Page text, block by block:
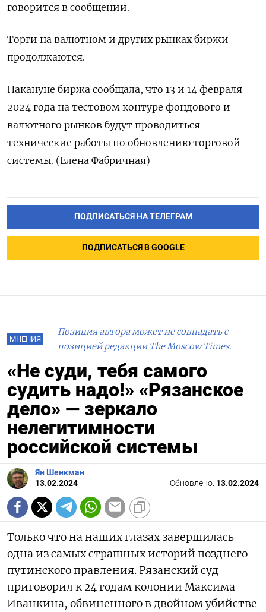
говорится в сообщении.
Торги на валютном и других рынках биржи
продолжаются.
Накануне биржа сообщала, что 13 и 14 февраля
2024 года на тестовом контуре фондового и
валютного рынков будут проводиться
технические работы по обновлению торговой
системы. (Елена Фабричная)
ПОДПИСАТЬСЯ НА ТЕЛЕГРАМ
ПОДПИСАТЬСЯ В GOOGLE
МНЕНИЯ
Позиция автора может не совпадать с
позицией редакции The Moscow Times.
«Не суди, тебя самого
судить надо!» «Рязанское
дело» — зеркало
нелегитимности
российской системы
Ян Шенкман
13.02.2024
Обновлено: 13.02.2024
Только что на наших глазах завершилась
одна из самых страшных историй позднего
путинского правления. Рязанский суд
приговорил к 24 годам колонии Максима
Иванкина, обвиненного в двойном убийстве